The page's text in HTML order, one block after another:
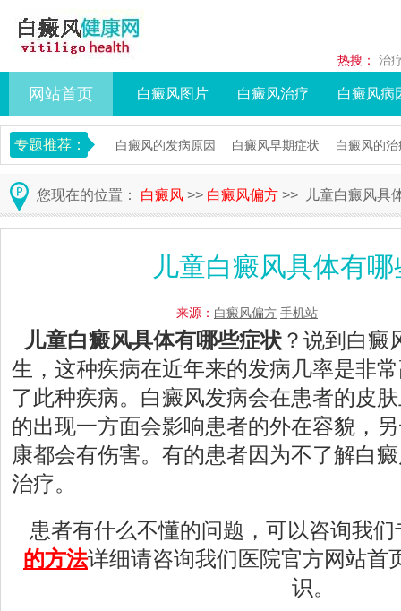
热搜： 治
网站首页 白癜风图片 白癜风治疗 白癜风病
专题推荐： 白癜风的发病原因 白癜风早期症状 白癜风的
您现在的位置： 白癜风 >> 白癜风偏方 >> 儿童白癜风具
儿童白癜风具体有
来源： 白癜风偏方 手机站
儿童白癜风具体有哪些症状 ？说到白癜
生，这种疾病在近年来的发病几率是非
了此种疾病。白癜风发病会在患者的皮
的出现一方面会影响患者的外在容貌，
康都会有伤害。有的患者因为不了解白
治疗。
患者有什么不懂的问题，可以咨询我们
的方法详细请咨询我们医院官方网站首
识。